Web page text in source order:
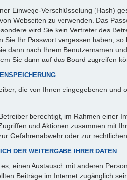
Einwege-Verschlüsselung (Hash)
Webseiten zu verwenden. Das
wird Sie kein Vertreter des
Sie Ihr Passwort vergessen haben,
dann nach Ihrem Benutzernamen
Sie dann auf das Board zugreifen
die von Ihnen eingegebenen
berechtigt, im Rahmen einer
und Aktionen zusammen mit
Gefahrenabwehr oder zur
DER WEITERGABE IHRER DATEN
einen Austausch mit anderen
Beiträge im Internet zugänglich